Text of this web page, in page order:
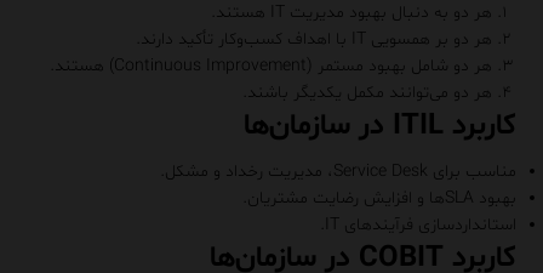
هر دو به دنبال بهبود مدیریت IT هستند.
هر دو بر همسویی IT با اهداف کسب‌وکار تأکید دارند.
هر دو شامل بهبود مستمر (Continuous Improvement) هستند.
هر دو می‌توانند مکمل یکدیگر باشند.
کاربرد ITIL در سازمان‌ها
مناسب برای Service Desk، مدیریت رخداد و مشکل.
بهبود SLAها و افزایش رضایت مشتریان.
استانداردسازی فرآیندهای IT.
کاربرد COBIT در سازمان‌ها